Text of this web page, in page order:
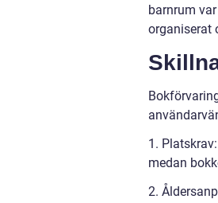
barnrum
organiserat
1.
medan
2.